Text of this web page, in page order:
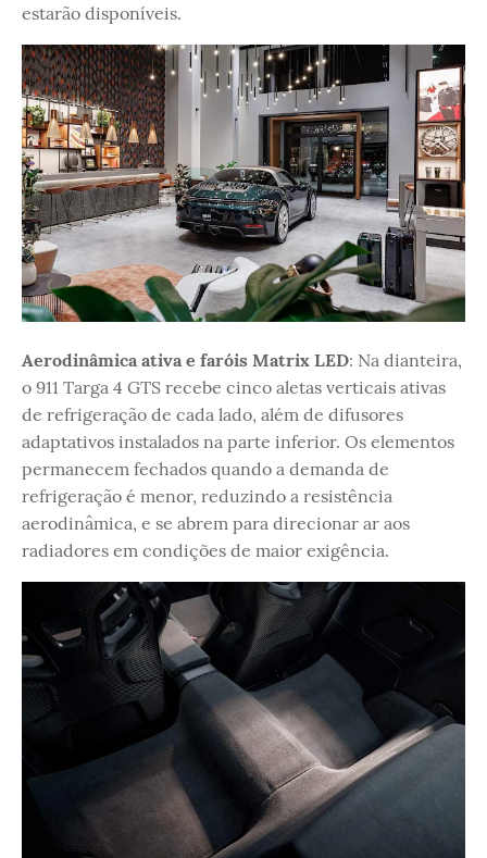
estarão disponíveis.
Aerodinâmica ativa e faróis Matrix LED: Na dianteira,
o 911 Targa 4 GTS recebe cinco aletas verticais ativas
de refrigeração de cada lado, além de difusores
adaptativos instalados na parte inferior. Os elementos
permanecem fechados quando a demanda de
refrigeração é menor, reduzindo a resistência
aerodinâmica, e se abrem para direcionar ar aos
radiadores em condições de maior exigência.